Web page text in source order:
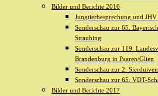
Bilder und Berichte 2016
Jungtierbesprechung und
Sonderschau zur 65.
Straubing
Sonderschau zur 119.
Brandenburg in Paaren/Glien
Sonderschau zur 2.
Sonderschau zur 65. VDT-
Bilder und Berichte 2017